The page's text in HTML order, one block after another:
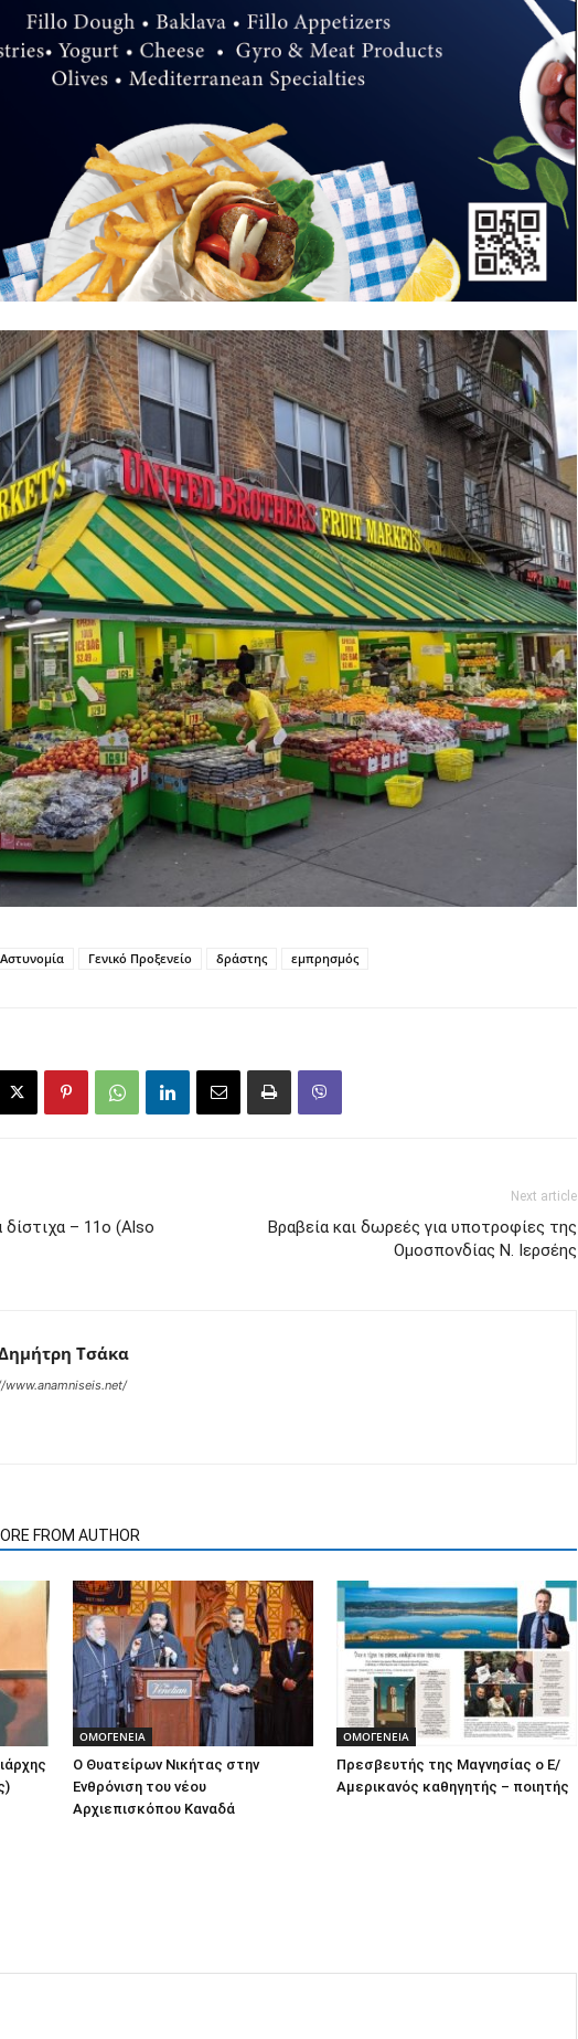
Αστυνομία Γενικό Προξενείο δράστης εμπρησμός
– 11o (Also
Next article
Βραβεία και δωρεές για υποτροφίες της
Ομοσπονδίας Ν. Ιερσέης
Τσάκα
FROM AUTHOR
ΟΜΟΓΕΝΕΙΑ
O Θυατείρων Νικήτας στην
Ενθρόνιση του νέου
Αρχιεπισκόπου Καναδά
ΟΜΟΓΕΝΕΙΑ
Πρεσβευτής της Μαγνησίας ο Ε/
Αμερικανός καθηγητής – ποιητής